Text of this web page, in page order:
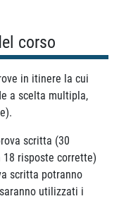
corso
in itinere la cui
a scelta multipla,
scritta (30
risposte corrette)
scritta potranno
utilizzati i